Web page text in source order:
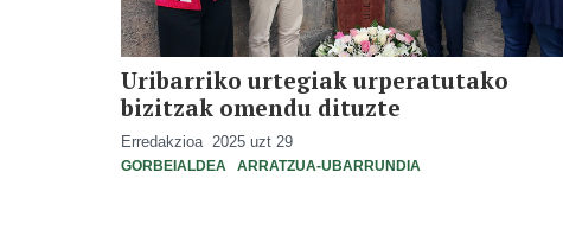
Uribarriko urtegiak urperatutako
bizitzak omendu dituzte
Erredakzioa 2025 uzt 29
GORBEIALDEA ARRATZUA-UBARRUNDIA